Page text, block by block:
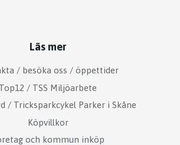
Läs mer
/ besöka oss / öppettider
Top12 / TSS Miljöarbete
/ Tricksparkcykel Parker i Skåne
Köpvillkor
och kommun inköp